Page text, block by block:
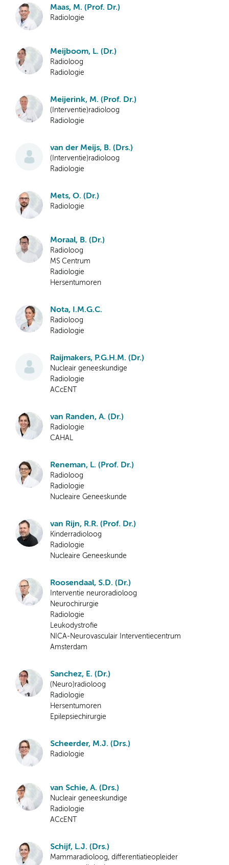
Maas, M. (Prof. Dr.)
Radiologie
Meijboom, L. (Dr.)
Radioloog
Radiologie
Meijerink, M. (Prof. Dr.)
(Interventie)radioloog
Radiologie
van der Meijs, B. (Drs.)
(Interventie)radioloog
Radiologie
Mets, O. (Dr.)
Radiologie
Moraal, B. (Dr.)
Radioloog
MS Centrum
Radiologie
Hersentumoren
Nota, I.M.G.C.
Radioloog
Radiologie
Raijmakers, P.G.H.M. (Dr.)
Nucleair geneeskundige
Radiologie
ACcENT
van Randen, A. (Dr.)
Radiologie
CAHAL
Reneman, L. (Prof. Dr.)
Radioloog
Radiologie
Nucleaire Geneeskunde
van Rijn, R.R. (Prof. Dr.)
Kinderradioloog
Radiologie
Nucleaire Geneeskunde
Roosendaal, S.D. (Dr.)
Interventie neuroradioloog
Neurochirurgie
Radiologie
Leukodystrofie
NICA-Neurovasculair Interventiecentrum
Amsterdam
Sanchez, E. (Dr.)
(Neuro)radioloog
Radiologie
Hersentumoren
Epilepsiechirurgie
Scheerder, M.J. (Drs.)
Radiologie
van Schie, A. (Drs.)
Nucleair geneeskundige
Radiologie
ACcENT
Schijf, L.J. (Drs.)
Mammaradioloog, differentiatieopleider